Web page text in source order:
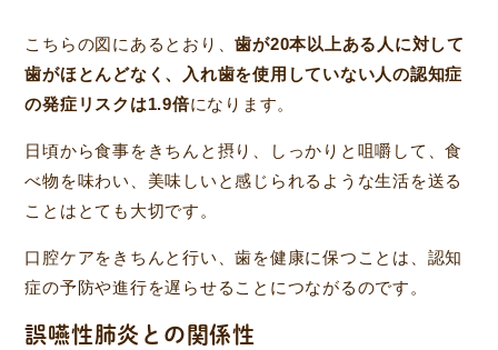
こちらの図にあるとおり、歯が20本以上ある人に対して
歯がほとんどなく、入れ歯を使用していない人の認知症
の発症リスクは1.9倍になります。
日頃から食事をきちんと摂り、しっかりと咀嚼して、食
べ物を味わい、美味しいと感じられるような生活を送る
ことはとても大切です。
口腔ケアをきちんと行い、歯を健康に保つことは、認知
症の予防や進行を遅らせることにつながるのです。
誤嚥性肺炎との関係性